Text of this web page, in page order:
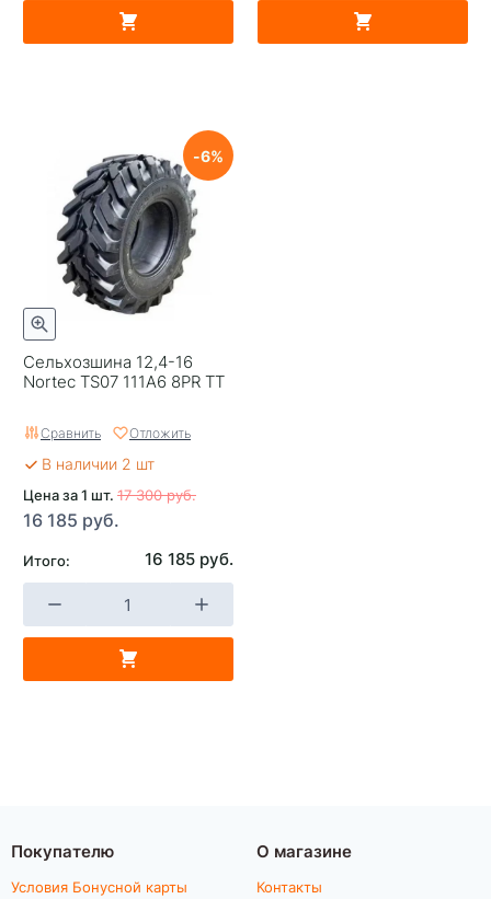
Сельхозшина 12,4-16
Nortec TS07 111А6 8PR TT
6
Сравнить Отложить
В наличии 2 шт
Цена за 1 шт. 17 300 руб.
16 185 руб.
Итого: 16 185 руб.
Покупателю
Условия Бонусной карты
О магазине
Контакты